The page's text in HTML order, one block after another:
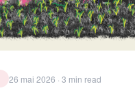
26 mai 2026 · 3 min read